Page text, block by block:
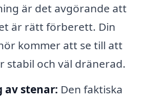
är det avgörande att
är rätt förberett. Din
kommer att se till att
stabil och väl dränerad.
av stenar: Den faktiska